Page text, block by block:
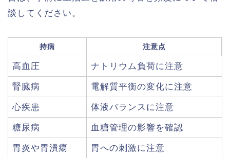
談してください。
持病 注意点
高血圧 ナトリウム負荷に注意
腎臓病 電解質平衡の変化に注意
心疾患 体液バランスに注意
糖尿病 血糖管理の影響を確認
胃炎や胃潰瘍 胃への刺激に注意